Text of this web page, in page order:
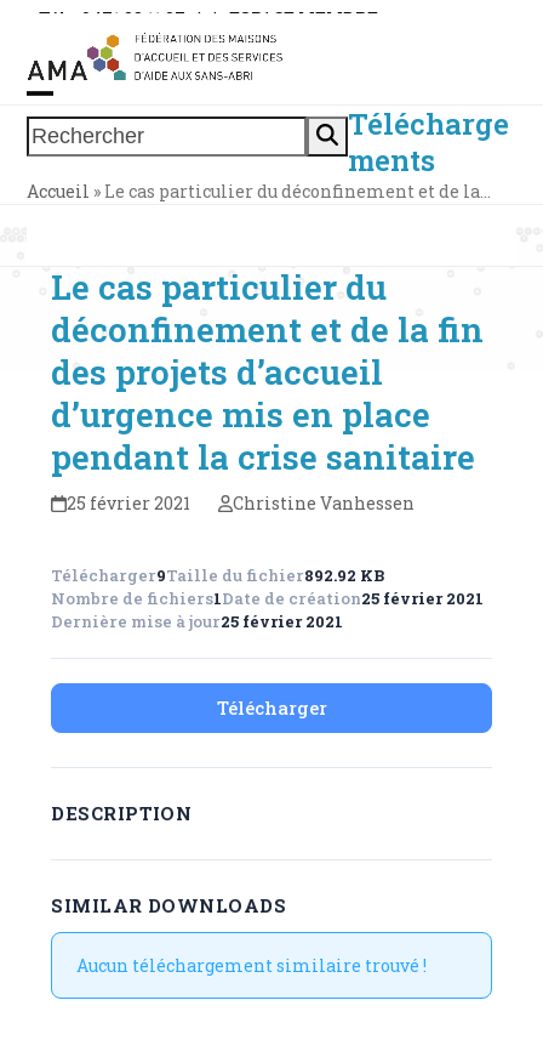
Skip
content
Tél. : 0471 38 11 37 | | ESPACE MEMBRE
Rechercher
Open
mobile
menu
Close
mobile
menu
Télécharge
ments
Accueil » Le cas particulier du déconfinement et de la…
Le cas particulier du
déconfinement et de la fin
des projets d’accueil
d’urgence mis en place
pendant la crise sanitaire
25 février 2021 Christine Vanhessen
Télécharger9Taille du fichier892.92 KB
Nombre de fichiers1Date de création25 février 2021
Dernière mise à jour25 février 2021
Télécharger
DESCRIPTION
SIMILAR DOWNLOADS
Aucun téléchargement similaire trouvé !